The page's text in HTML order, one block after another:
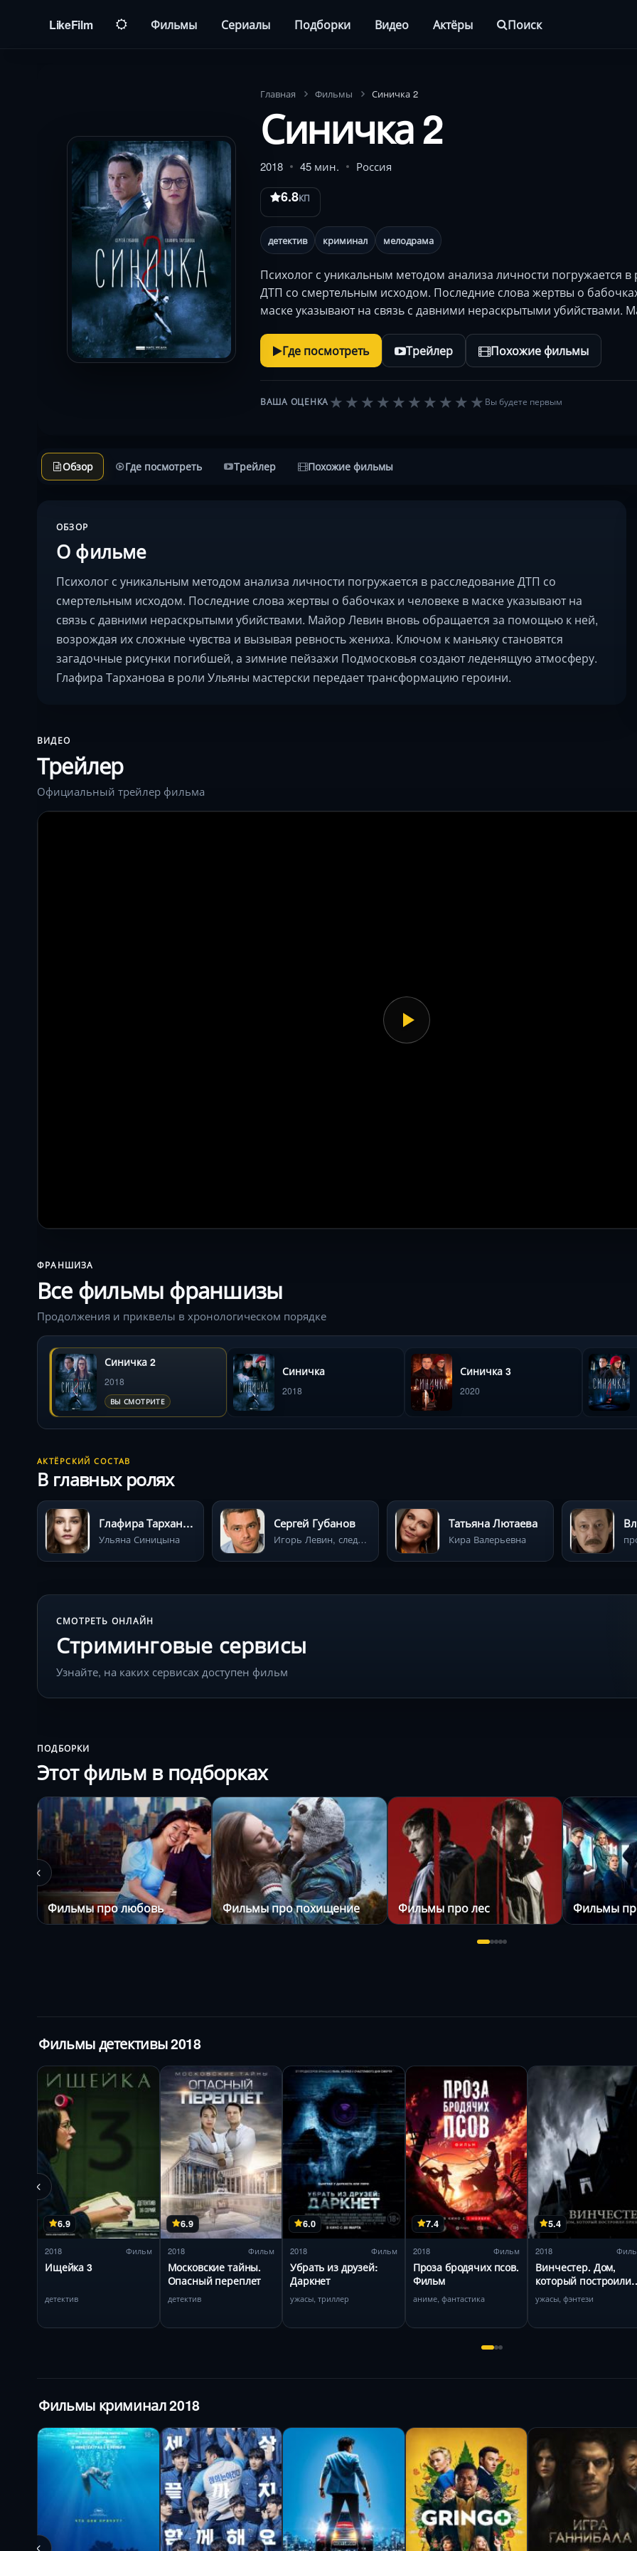
LikeFilm Фильмы Сериалы Подборки Видео Актёры Поиск
Главная Фильмы Синичка 2
Синичка 2
2018 45 мин. Россия
6.8КП
детектив криминал мелодрама
Психолог с уникальным методом анализа личности погружается в
ДТП со смертельным исходом. Последние слова жертвы о
маске указывают на связь с давними нераскрытыми убийствами.
Где посмотреть Трейлер Похожие фильмы
ВАША ОЦЕНКА ★★★★★★★★★★ Вы будете первым
Обзор Где посмотреть Трейлер Похожие фильмы
ОБЗОР
О фильме
Психолог с уникальным методом анализа личности погружается в расследование ДТП со
смертельным исходом. Последние слова жертвы о бабочках и человеке в маске указывают на
связь с давними нераскрытыми убийствами. Майор Левин вновь обращается за помощью к ней,
возрождая их сложные чувства и вызывая ревность жениха. Ключом к маньяку становятся
загадочные рисунки погибшей, а зимние пейзажи Подмосковья создают леденящую атмосферу.
Глафира Тарханова в роли Ульяны мастерски передает трансформацию героини.
ВИДЕО
Трейлер
Официальный трейлер фильма
ФРАНШИЗА
Все фильмы франшизы
Продолжения и приквелы в хронологическом порядке
Синичка 2
2018
ВЫ СМОТРИТЕ
Синичка
2018
Синичка 3
2020
АКТЁРСКИЙ СОСТАВ
В главных ролях
Глафира Тарханова
Ульяна Синицына
Сергей Губанов
Игорь Левин, следователь
Татьяна Лютаева
Кира Валерьевна
СМОТРЕТЬ ОНЛАЙН
Стриминговые сервисы
Узнайте, на каких сервисах доступен фильм
ПОДБОРКИ
Этот фильм в подборках
Фильмы про любовь Фильмы про похищение Фильмы про лес Фильмы
Фильмы детективы 2018
6.9
2018 Фильм
Ищейка 3
детектив
6.9
2018 Фильм
Московские тайны.
Опасный переплет
детектив
6.0
2018 Фильм
Убрать из друзей:
Даркнет
ужасы, триллер
7.4
2018 Фильм
Проза бродячих псов.
Фильм
аниме, фантастика
5.4
2018
Винчестер. Дом,
который построили
призраки
ужасы, фэнтези
Фильмы криминал 2018